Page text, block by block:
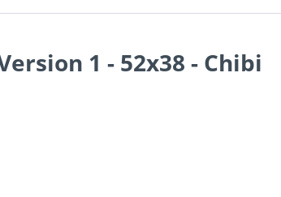
1 - 52x38 - Chibi